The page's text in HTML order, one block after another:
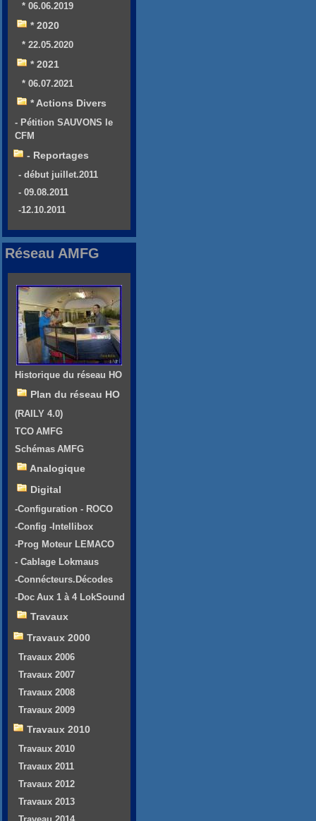
* 06.06.2019
* 2020
* 22.05.2020
* 2021
* 06.07.2021
* Actions Divers
- Pétition SAUVONS le
CFM
- Reportages
- début juillet.2011
- 09.08.2011
-12.10.2011
Réseau AMFG
Historique du réseau HO
Plan du réseau HO
(RAILY 4.0)
TCO AMFG
Schémas AMFG
Analogique
Digital
-Configuration - ROCO
-Config -Intellibox
-Prog Moteur LEMACO
- Cablage Lokmaus
-Connécteurs.Décodes
-Doc Aux 1 à 4 LokSound
Travaux
Travaux 2000
Travaux 2006
Travaux 2007
Travaux 2008
Travaux 2009
Travaux 2010
Travaux 2010
Travaux 2011
Travaux 2012
Travaux 2013